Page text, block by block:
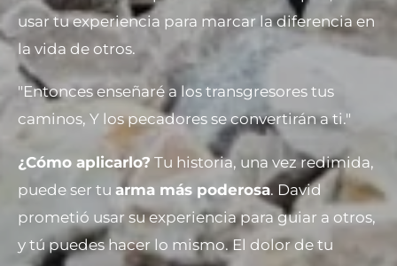
usar tu experiencia para marcar la diferencia en
la vida de otros.
"Entonces enseñaré a los transgresores tus
caminos, Y los pecadores se convertirán a ti."
¿Cómo aplicarlo? Tu historia, una vez redimida,
puede ser tu arma más poderosa. David
prometió usar su experiencia para guiar a otros,
y tú puedes hacer lo mismo. El dolor de tu